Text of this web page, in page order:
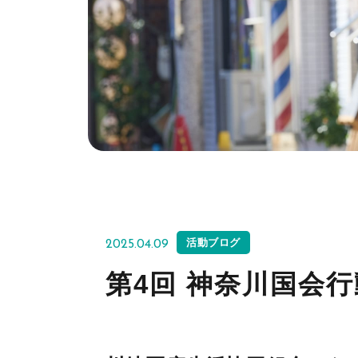
2025.04.09 活動ブログ
第4回 神奈川国会